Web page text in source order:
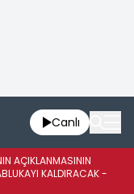
Canlı
AÇIKLANMASININ
KALDIRACAK -